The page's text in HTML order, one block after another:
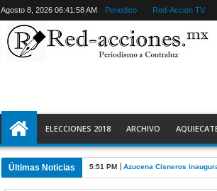
Agosto 8, 2026 06:41:59 AM Periodico Red-Accion TV
ELECCIONES 2018 ARCHIVO
Últimas Noticias 5:51 PM Azucena Cisneros